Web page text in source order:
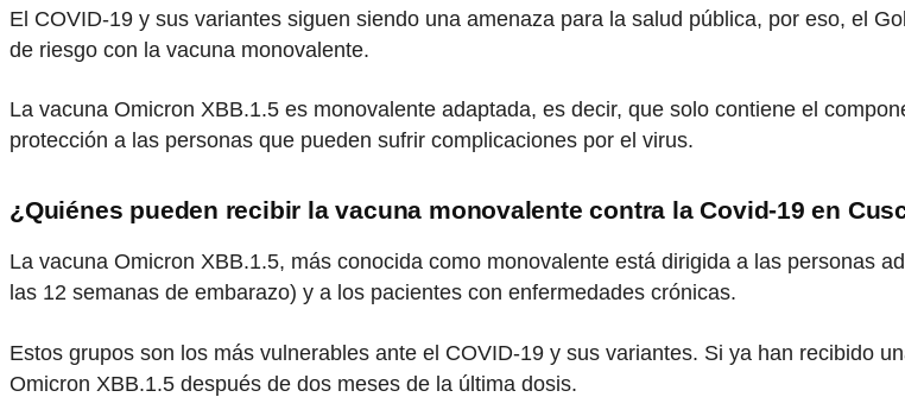
El COVID-19 y sus variantes siguen siendo una amenaza para la salud pública, por eso, el
de riesgo con la vacuna monovalente.
La vacuna Omicron XBB.1.5 es monovalente adaptada, es decir, que solo contiene el
protección a las personas que pueden sufrir complicaciones por el virus.
¿Quiénes pueden recibir la vacuna monovalente contra la Covid-19 en
La vacuna Omicron XBB.1.5, más conocida como monovalente está dirigida a las personas
las 12 semanas de embarazo) y a los pacientes con enfermedades crónicas.
Estos grupos son los más vulnerables ante el COVID-19 y sus variantes. Si ya han recibido
Omicron XBB.1.5 después de dos meses de la última dosis.